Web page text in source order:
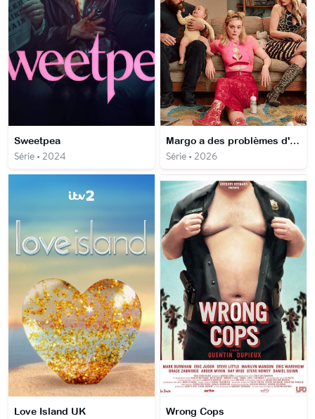
Sweetpea
Série • 2024
Margo a des problèmes d'argent
Série • 2026
Love Island UK Wrong Cops